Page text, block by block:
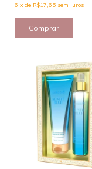
6 x de R$17,65 sem juros